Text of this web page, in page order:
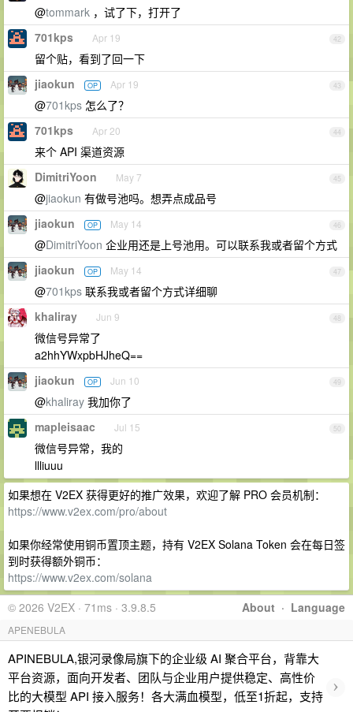
@tommark ，试了下，打开了
42
701kps Apr 19
留个贴，看到了回一下
43
jiaokun OP Apr 19
@701kps 怎么了？
44
701kps Apr 20
来个 API 渠道资源
45
DimitriYoon May 7
@jiaokun 有做号池吗。想弄点成品号
46
jiaokun OP May 14
@DimitriYoon 企业用还是上号池用。可以联系我或者留个方式
47
jiaokun OP May 14
@701kps 联系我或者留个方式详细聊
48
khaliray Jun 9
微信号异常了
a2hhYWxpbHJheQ==
49
jiaokun OP Jun 10
@khaliray 我加你了
50
mapleisaac Jul 15
微信号异常，我的
llliuuu
如果想在 V2EX 获得更好的推广效果，欢迎了解 PRO 会员机制：
https://www.v2ex.com/pro/about
如果你经常使用铜币置顶主题，持有 V2EX Solana Token 会在每日签
到时获得额外铜币：
https://www.v2ex.com/solana
About · Language
© 2026 V2EX · 71ms · 3.9.8.5
APENEBULA
APINEBULA,银河录像局旗下的企业级 AI 聚合平台，背靠大
平台资源，面向开发者、团队与企业用户提供稳定、高性价
比的大模型 API 接入服务！各大满血模型，低至1折起，支持
›